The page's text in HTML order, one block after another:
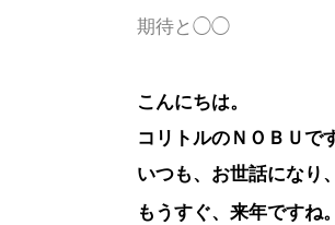
期待と◯◯
こんにちは。
コリトルのＮＯＢＵで
いつも、お世話になり
もうすぐ、来年ですね。